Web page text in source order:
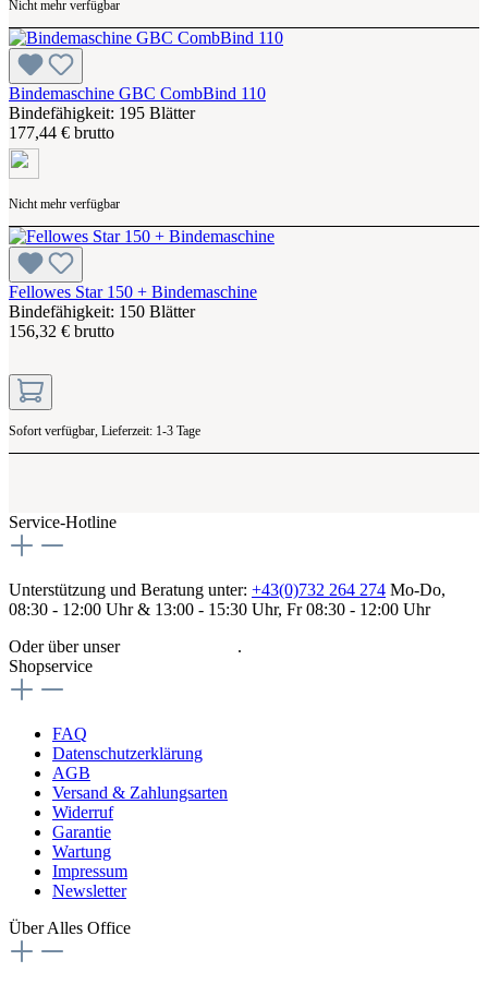
Nicht mehr verfügbar
Bindemaschine GBC CombBind 110
Bindefähigkeit: 195 Blätter
177,44 € brutto
Nicht mehr verfügbar
Fellowes Star 150 + Bindemaschine
Bindefähigkeit: 150 Blätter
156,32 € brutto
Sofort verfügbar, Lieferzeit: 1-3 Tage
Service-Hotline
Unterstützung und Beratung unter: +43(0)732 264 274 Mo-Do,
08:30 - 12:00 Uhr & 13:00 - 15:30 Uhr, Fr 08:30 - 12:00 Uhr
Oder über unser
.
Shopservice
FAQ
Datenschutzerklärung
AGB
Versand & Zahlungsarten
Widerruf
Garantie
Wartung
Impressum
Newsletter
Über Alles Office